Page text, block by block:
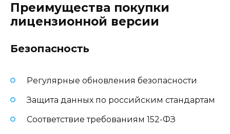
Преимущества покупки
лицензионной версии
Безопасность
Регулярные обновления безопасности
Защита данных по российским стандартам
Соответствие требованиям 152-ФЗ